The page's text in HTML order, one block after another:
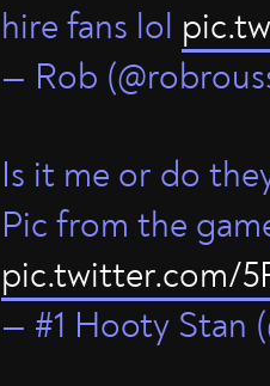
hire fans lol
— Rob
Is it me or do
Pic from the
pic.twitter.com/
— #1 Hooty Stan